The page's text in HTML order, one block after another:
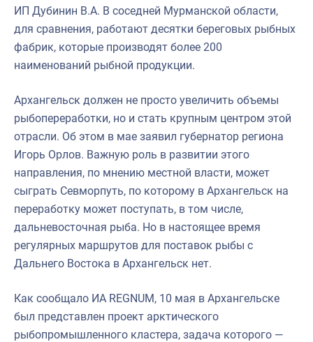
ИП Дубинин В.А. В соседней Мурманской области,
для сравнения, работают десятки береговых рыбных
фабрик, которые производят более 200
наименований рыбной продукции.
Архангельск должен не просто увеличить объемы
рыбопереработки, но и стать крупным центром этой
отрасли. Об этом в мае заявил губернатор региона
Игорь Орлов. Важную роль в развитии этого
направления, по мнению местной власти, может
сыграть Севморпуть, по которому в Архангельск на
переработку может поступать, в том числе,
дальневосточная рыба. Но в настоящее время
регулярных маршрутов для поставок рыбы с
Дальнего Востока в Архангельск нет.
Как сообщало ИА REGNUM, 10 мая в Архангельске
был представлен проект арктического
рыбопромышленного кластера, задача которого —